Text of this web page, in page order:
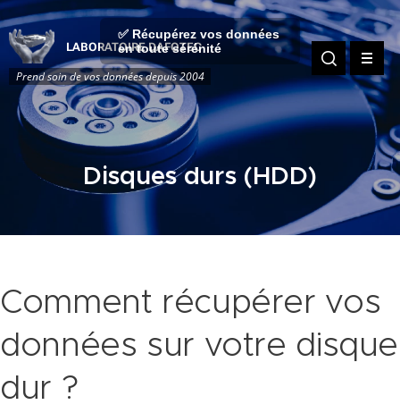
LABORATOIRE DAFOTEC
Prend soin de vos données depuis 2004
Disques durs (HDD)
Comment récupérer vos
données sur votre disque
dur ?
✅ Récupérez vos données
en toute sérénité